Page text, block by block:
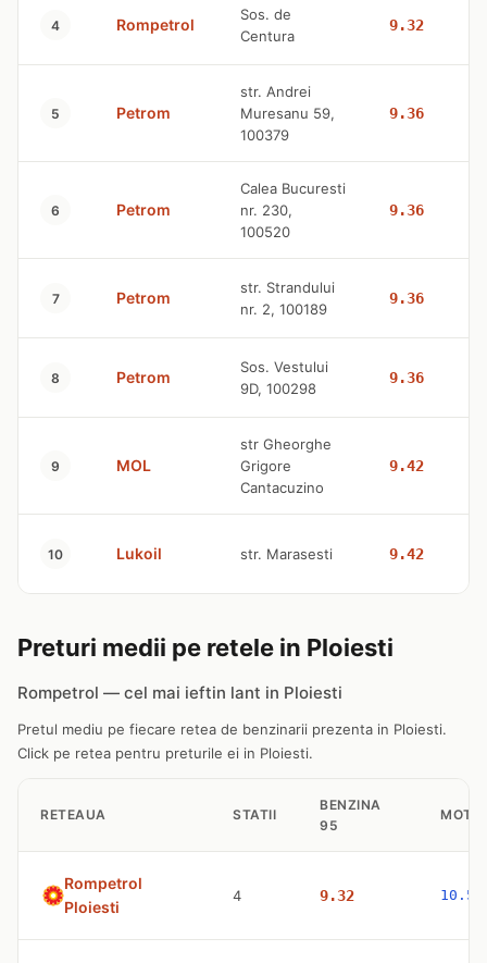
4 Rompetrol
Sos. de
Centura
9.32
5 Petrom
str. Andrei
Muresanu 59,
100379
9.36
6 Petrom
Calea Bucuresti
nr. 230,
100520
9.36
7 Petrom
str. Strandului
nr. 2, 100189
9.36
8 Petrom
Sos. Vestului
9D, 100298
9.36
9 MOL
str Gheorghe
Grigore
Cantacuzino
9.42
10 Lukoil str. Marasesti 9.42
Preturi medii pe retele in Ploiesti
Rompetrol — cel mai ieftin lant in Ploiesti
Pretul mediu pe fiecare retea de benzinarii prezenta in Ploiesti.
Click pe retea pentru preturile ei in Ploiesti.
RETEAUA STATII
BENZINA
95
Rompetrol
Ploiesti
4 9.32 10.53